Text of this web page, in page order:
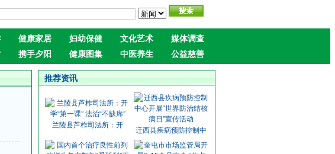
健康家居 妇幼保健 文化艺术
媒体调查
携手夕阳 健康图集 中医养生 公益慈善
推荐资讯
兰陵县芦柞司法所：开
迁西县疾病预防控制中